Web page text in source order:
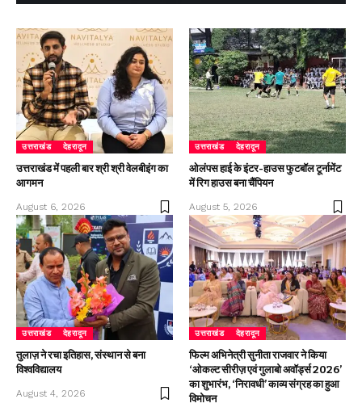
उत्तराखंड देहरादून
उत्तराखंड में पहली बार श्री श्री वेलबीइंग का
आगमन
August 6, 2026
उत्तराखंड देहरादून
ओलंपस हाई के इंटर-हाउस फुटबॉल टूर्नामेंट
में रिग हाउस बना चैंपियन
August 5, 2026
उत्तराखंड देहरादून
तुलाज़ ने रचा इतिहास, संस्थान से बना
विश्वविद्यालय
August 4, 2026
उत्तराखंड देहरादून
फिल्म अभिनेत्री सुनीता राजवार ने किया
‘ओकल्ट सीरीज़ एवं गुलाबो अवॉर्ड्स 2026’
का शुभारंभ, ‘निरावधी’ काव्य संग्रह का हुआ
विमोचन